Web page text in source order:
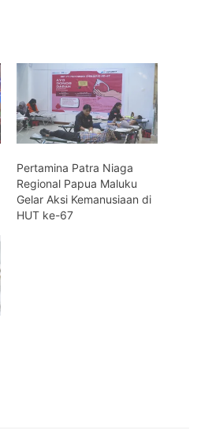
Pertamina Patra Niaga
Regional Papua Maluku
Gelar Aksi Kemanusiaan di
HUT ke-67